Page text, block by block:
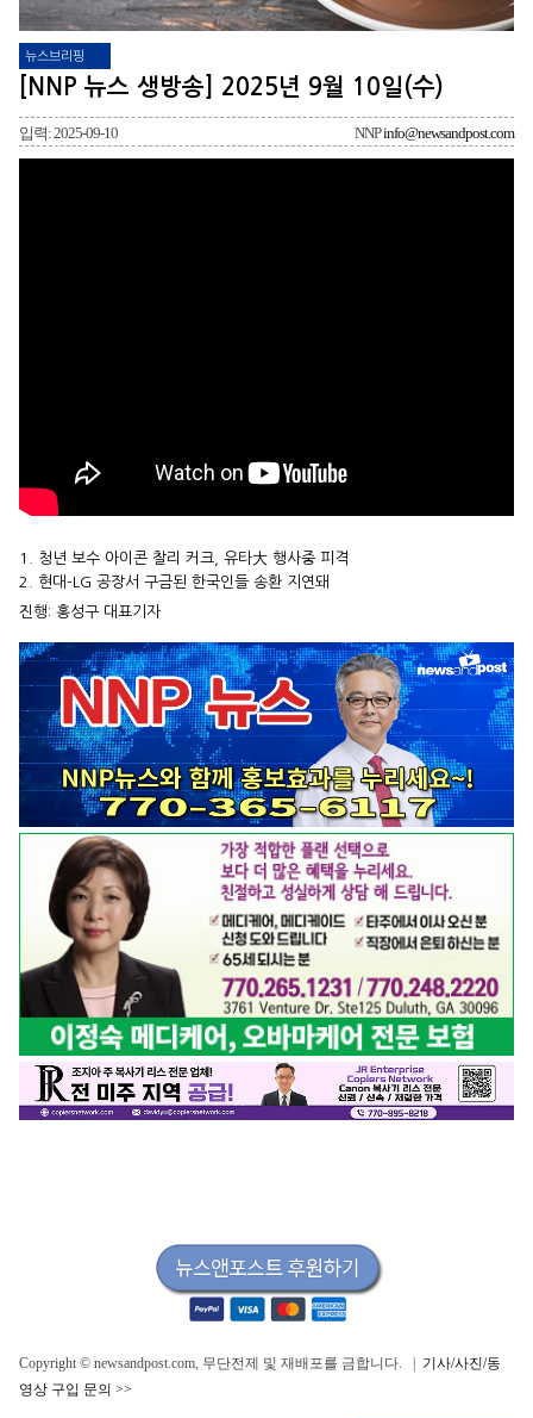
뉴스브리핑
[NNP 뉴스 생방송] 2025년 9월 10일(수)
입력: 2025-09-10 NNPinfo@newsandpost.com
1. 청년 보수 아이콘 찰리 커크, 유타大 행사중 피격
2. 현대-LG 공장서 구금된 한국인들 송환 지연돼
진행: 홍성구 대표기자
Copyright © newsandpost.com, 무단전제 및 재배포를 금합니다. | 기사/사진/동
영상 구입 문의 >>